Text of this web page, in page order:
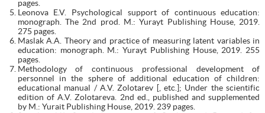
pages.
Leonova E.V. Psychological support of continuous education:
monograph. The 2nd prod. M.: Yurayt Publishing House, 2019.
275 pages.
Maslak A.A. Theory and practice of measuring latent variables in
education: monograph. M.: Yurayt Publishing House, 2019. 255
pages.
Methodology of continuous professional development of
personnel in the sphere of additional education of children:
educational manual / A.V. Zolotarev [, etc.]; Under the scientific
edition of A.V. Zolotareva. 2nd ed., published and supplemented
by M.: Yurait Publishing House, 2019. 239 pages.